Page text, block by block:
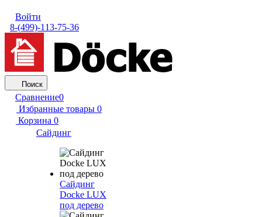
Войти
8-(499)-113-75-36
Поиск
Сравнение0
Избранные товары 0
Корзина 0
Сайдинг
Сайдинг
Docke LUX
под дерево